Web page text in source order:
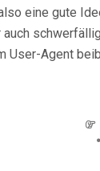
eine gute
User-Agent